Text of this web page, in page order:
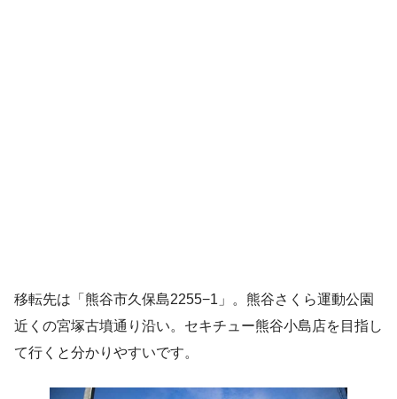
移転先は「熊谷市久保島2255−1」。熊谷さくら運動公園
近くの宮塚古墳通り沿い。セキチュー熊谷小島店を目指し
て行くと分かりやすいです。